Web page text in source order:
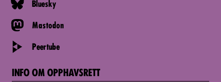
Bluesky
Mastodon
Peertube
INFO OM OPPHAVSRETT